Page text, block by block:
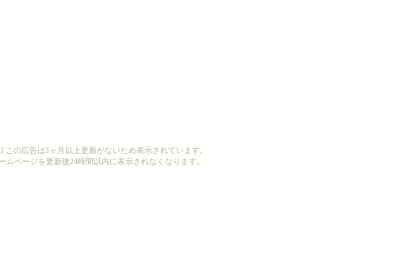
この広告は3ヶ月以上更新がないため表示されています。
ムページを更新後24時間以内に表示されなくなります。